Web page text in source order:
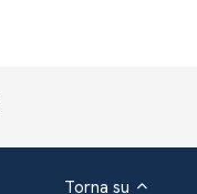
Torna su